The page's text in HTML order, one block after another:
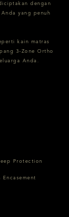
dengan
yang penuh
kain matras
3-Zone Ortho
Anda.
Protection